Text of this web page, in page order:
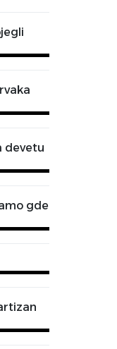
devetu
gde